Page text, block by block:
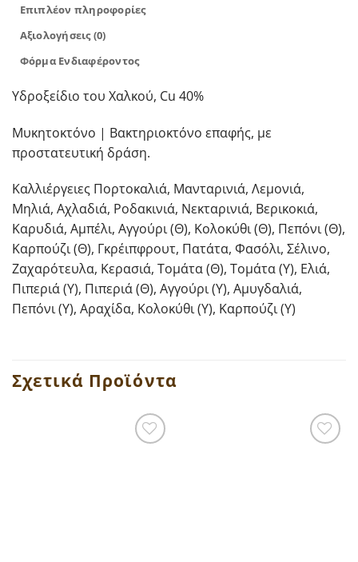
Επιπλέον πληροφορίες
Αξιολογήσεις (0)
Φόρμα Ενδιαφέροντος
Υδροξείδιο του Χαλκού, Cu 40%
Μυκητοκτόνο | Βακτηριοκτόνο επαφής, με
προστατευτική δράση.
Καλλιέργειες Πορτοκαλιά, Μανταρινιά, Λεμονιά,
Μηλιά, Αχλαδιά, Ροδακινιά, Νεκταρινιά, Βερικοκιά,
Καρυδιά, Αμπέλι, Αγγούρι (Θ), Κολοκύθι (Θ), Πεπόνι (Θ),
Καρπούζι (Θ), Γκρέιπφρουτ, Πατάτα, Φασόλι, Σέλινο,
Ζαχαρότευλα, Κερασιά, Τομάτα (Θ), Τομάτα (Υ), Ελιά,
Πιπεριά (Υ), Πιπεριά (Θ), Αγγούρι (Υ), Αμυγδαλιά,
Πεπόνι (Υ), Αραχίδα, Κολοκύθι (Υ), Καρπούζι (Υ)
Σχετικά Προϊόντα